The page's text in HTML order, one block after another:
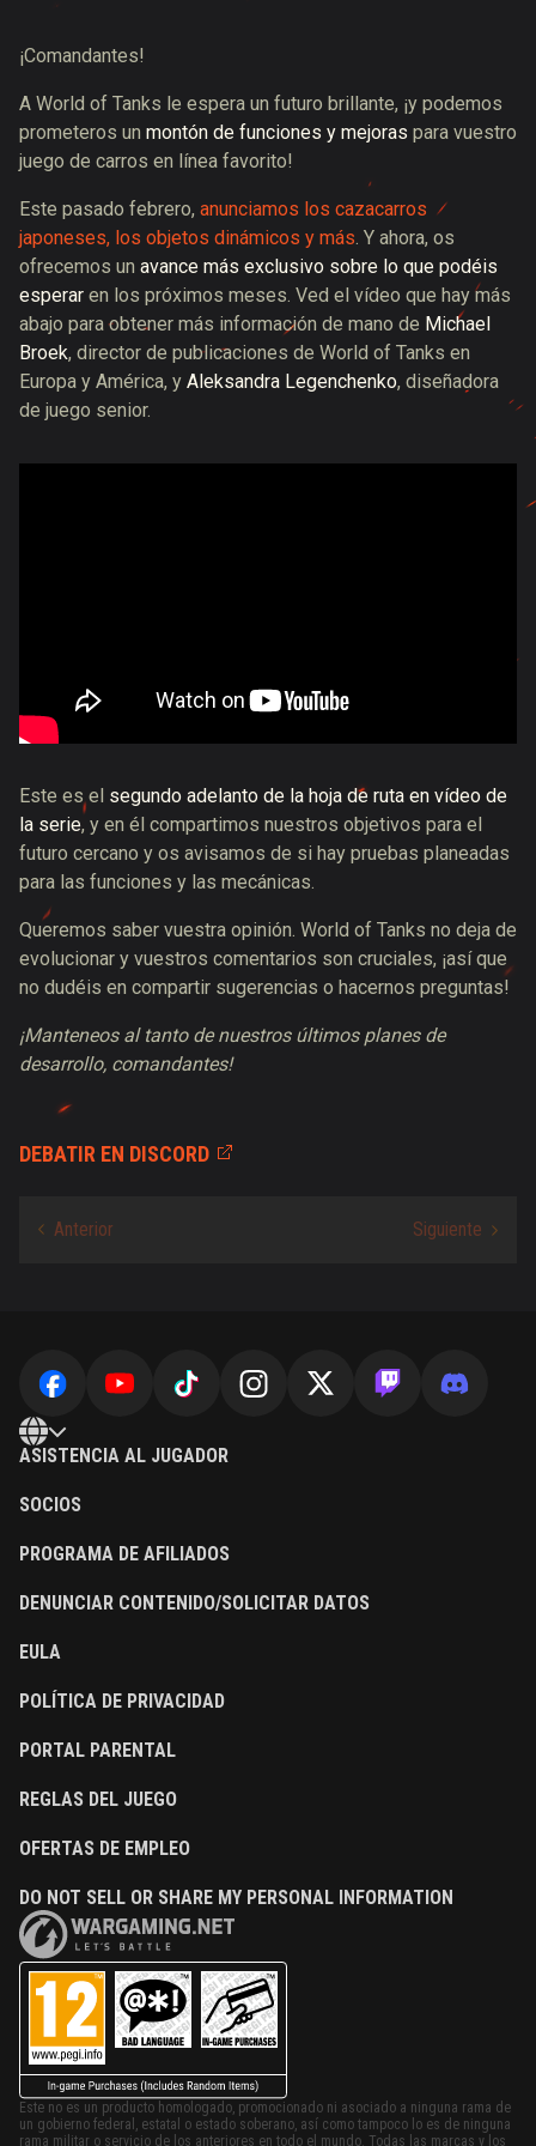
¡Comandantes!
A World of Tanks le espera un futuro brillante, ¡y podemos
prometeros un montón de funciones y mejoras para vuestro
juego de carros en línea favorito!
Este pasado febrero, anunciamos los cazacarros
japoneses, los objetos dinámicos y más. Y ahora, os
ofrecemos un avance más exclusivo sobre lo que podéis
esperar en los próximos meses. Ved el vídeo que hay más
abajo para obtener más información de mano de Michael
Broek, director de publicaciones de World of Tanks en
Europa y América, y Aleksandra Legenchenko, diseñadora
de juego senior.
Este es el segundo adelanto de la hoja de ruta en vídeo de
la serie, y en él compartimos nuestros objetivos para el
futuro cercano y os avisamos de si hay pruebas planeadas
para las funciones y las mecánicas.
Queremos saber vuestra opinión. World of Tanks no deja de
evolucionar y vuestros comentarios son cruciales, ¡así que
no dudéis en compartir sugerencias o hacernos preguntas!
¡Manteneos al tanto de nuestros últimos planes de
desarrollo, comandantes!
DEBATIR EN DISCORD
ASISTENCIA AL JUGADOR
SOCIOS
PROGRAMA DE AFILIADOS
DENUNCIAR CONTENIDO/SOLICITAR DATOS
EULA
POLÍTICA DE PRIVACIDAD
PORTAL PARENTAL
REGLAS DEL JUEGO
OFERTAS DE EMPLEO
DO NOT SELL OR SHARE MY PERSONAL INFORMATION
Este no es un producto homologado, promocionado ni asociado a ninguna rama de
un gobierno federal, estatal o estado soberano, así como tampoco lo es de ninguna
rama militar o servicio de los anteriores en todo el mundo. Todas las marcas y los